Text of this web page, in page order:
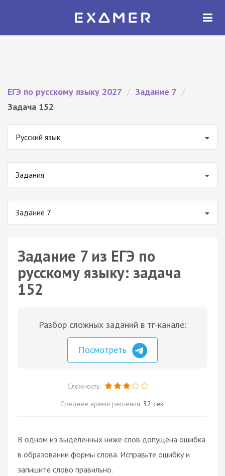
Экзамер — ЕГЭ 2027
ОТКРЫТЬ
ЕГЭ по русскому языку 2027 / Задание 7 /
Задача 152
Русский язык
Задания
Задание 7
Задание 7 из ЕГЭ по
русскому языку: задача
152
Разбор сложных заданий в тг-канале:
Посмотреть
Сложность:
Среднее время решения: 32 сек.
В одном из выделенных ниже слов допущена ошибка
в образовании формы слова. Исправьте ошибку и
запишите слово правильно.